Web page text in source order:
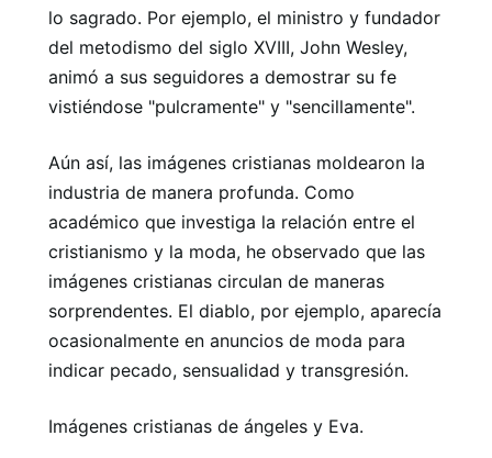
lo sagrado. Por ejemplo, el ministro y fundador
del metodismo del siglo XVIII, John Wesley,
animó a sus seguidores a demostrar su fe
vistiéndose "pulcramente" y "sencillamente".
Aún así, las imágenes cristianas moldearon la
industria de manera profunda. Como
académico que investiga la relación entre el
cristianismo y la moda, he observado que las
imágenes cristianas circulan de maneras
sorprendentes. El diablo, por ejemplo, aparecía
ocasionalmente en anuncios de moda para
indicar pecado, sensualidad y transgresión.
Imágenes cristianas de ángeles y Eva.